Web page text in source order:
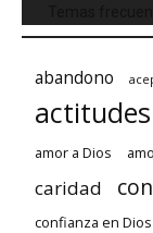
abandono
amor a Dios
caridad
confianza en Dios